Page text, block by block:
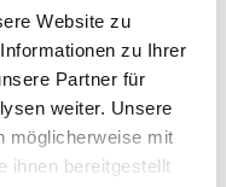
Website zu
zu Ihrer
Partner für
weiter. Unsere
möglicherweise mit
ihnen bereitgestellt
24:00
24:00
24:00
24:00
24:00